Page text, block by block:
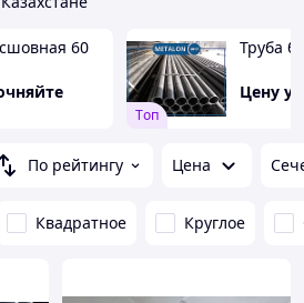
60
Tоп
Труба
Цену
По рейтингу Цена
Квадратное Круглое